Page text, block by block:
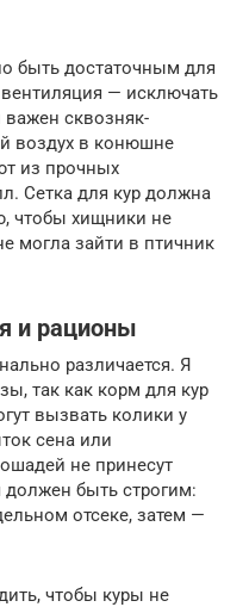
быть достаточным для
— исключать
сквозняк-
воздух в конюшне
из прочных
Сетка для кур должна
чтобы хищники не
могла зайти в птичник
и рационы
различается. Я
так как корм для кур
вызвать колики у
сена или
не принесут
быть строгим:
отсеке, затем —
чтобы куры не